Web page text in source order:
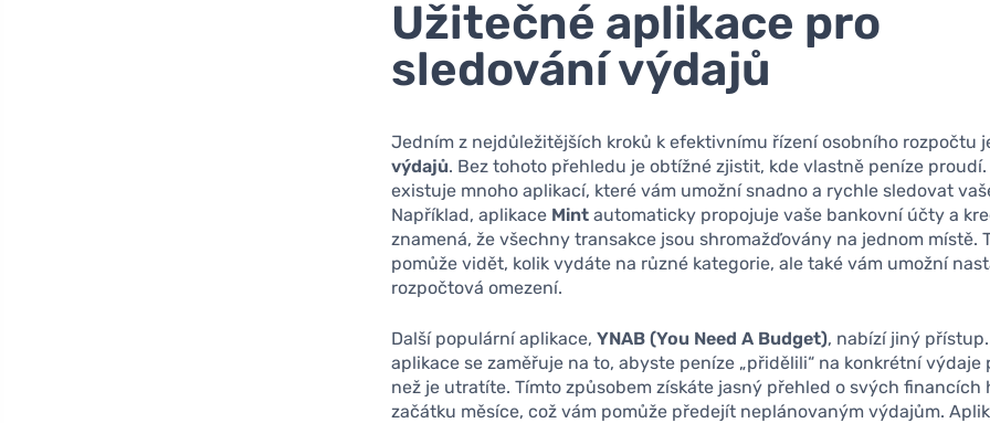
Užitečné aplikace pro
sledování výdajů
Jedním z nejdůležitějších kroků k efektivnímu řízení osobního rozpočtu
výdajů. Bez tohoto přehledu je obtížné zjistit, kde vlastně peníze
existuje mnoho aplikací, které vám umožní snadno a rychle sledovat
Například, aplikace Mint automaticky propojuje vaše bankovní účty a
znamená, že všechny transakce jsou shromažďovány na jednom místě.
pomůže vidět, kolik vydáte na různé kategorie, ale také vám umožní
rozpočtová omezení.
Další populární aplikace,YNAB (You Need A Budget), nabízí jiný
aplikace se zaměřuje na to, abyste peníze „přidělili“ na konkrétní výdaje
než je utratíte. Tímto způsobem získáte jasný přehled o svých financích
začátku měsíce, což vám pomůže předejít neplánovaným výdajům.